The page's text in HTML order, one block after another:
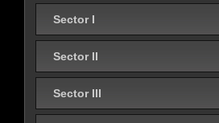
Sector I
Sector II
Sector III